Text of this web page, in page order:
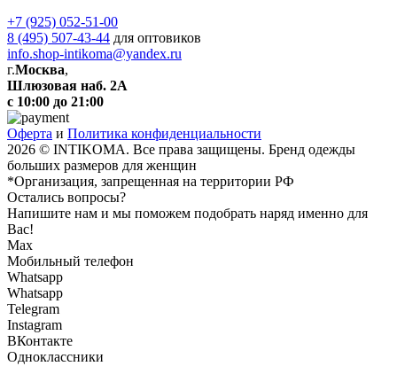
+7 (925) 052-51-00
8 (495) 507-43-44 для оптовиков
info.shop-intikoma@yandex.ru
г.Москва,
Шлюзовая наб. 2А
с 10:00 до 21:00
Оферта и Политика конфиденциальности
2026 © INTIKOMA. Все права защищены. Бренд одежды
больших размеров для женщин
*Организация, запрещенная на территории РФ
Остались вопросы?
Напишите нам и мы поможем подобрать наряд именно для
Вас!
Max
Мобильный телефон
Whatsapp
Whatsapp
Telegram
Instagram
ВКонтакте
Одноклассники